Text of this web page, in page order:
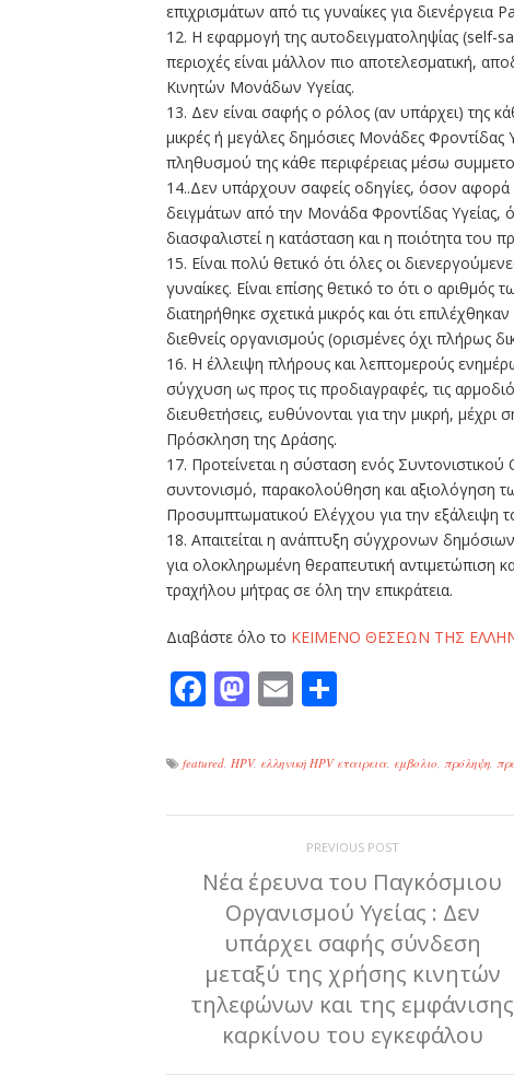
επιχρισμάτων από τις γυναίκες για διενέργεια
12. Η εφαρμογή της αυτοδειγματοληψίας (self-
περιοχές είναι μάλλον πιο αποτελεσματική,
Κινητών Μονάδων Υγείας.
13. Δεν είναι σαφής ο ρόλος (αν υπάρχει) της
μικρές ή μεγάλες δημόσιες Μονάδες
πληθυσμού της κάθε περιφέρειας μέσω
14..Δεν υπάρχουν σαφείς οδηγίες, όσον αφορά
δειγμάτων από την Μονάδα Φροντίδας Υγείας,
διασφαλιστεί η κατάσταση και η ποιότητα του
15. Είναι πολύ θετικό ότι όλες οι
γυναίκες. Είναι επίσης θετικό το ότι ο
διατηρήθηκε σχετικά μικρός και ότι
διεθνείς οργανισμούς (ορισμένες όχι πλήρως
16. Η έλλειψη πλήρους και λεπτομερούς
σύγχυση ως προς τις προδιαγραφές, τις
διευθετήσεις, ευθύνονται για την μικρή,
Πρόσκληση της Δράσης.
17. Προτείνεται η σύσταση ενός
συντονισμό, παρακολούθηση και αξιολόγηση
Προσυμπτωματικού Ελέγχου για την εξάλειψη
18. Απαιτείται η ανάπτυξη σύγχρονων
για ολοκληρωμένη θεραπευτική αντιμετώπιση
τραχήλου μήτρας σε όλη την επικράτεια.
Διαβάστε όλο το ΚΕΙΜΕΝΟ ΘΕΣΕΩΝ ΤΗΣ
Facebook
Mastodon
Email
featured, HPV, ελληνική HPV εταιρεια, εμβολιο, πρόληψη,
PREVIOUS POST
Νέα έρευνα του Παγκόσμιου
Οργανισμού Υγείας : Δεν
υπάρχει σαφής σύνδεση
μεταξύ της χρήσης κινητών
τηλεφώνων και της εμφάνισης
καρκίνου του εγκεφάλου